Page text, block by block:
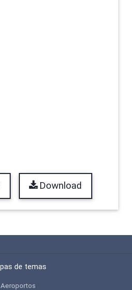
Download
de temas
Aeroportos